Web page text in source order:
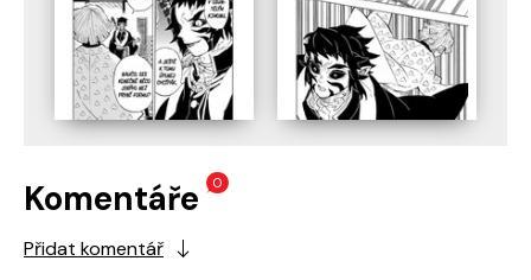
Komentáře 0
Přidat komentář